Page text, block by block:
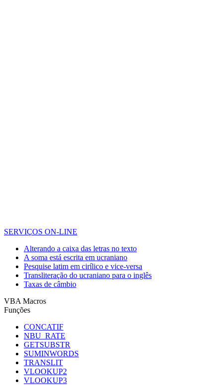
SERVIÇOS ON-LINE
Alterando a caixa das letras no texto
A soma está escrita em ucraniano
Pesquise latim em cirílico e vice-versa
Transliteração do ucraniano para o inglês
Taxas de câmbio
VBA Macros
Funções
CONCATIF
NBU_RATE
GETSUBSTR
SUMINWORDS
TRANSLIT
VLOOKUP2
VLOOKUP3